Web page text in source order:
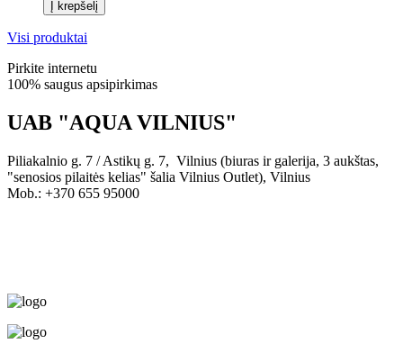
Visi produktai
Pirkite internetu
100% saugus apsipirkimas
UAB "AQUA VILNIUS"
Piliakalnio g. 7 / Astikų g. 7, Vilnius (biuras ir galerija, 3 aukštas,
"senosios pilaitės kelias" šalia Vilnius Outlet), Vilnius
Mob.: +370 655 95000